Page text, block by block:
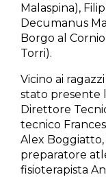
Malaspina),
Decumanus
Borgo al
Torri).
Vicino ai
stato presente
Direttore
tecnico
Alex Boggiatto,
preparatore
fisioterapista